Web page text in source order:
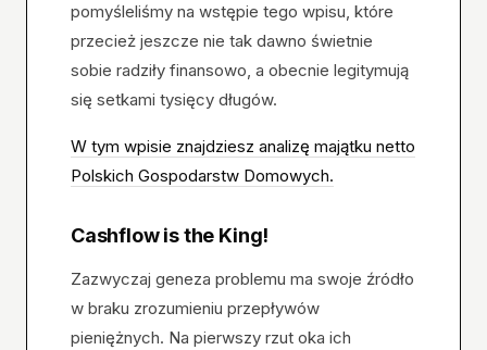
pomyśleliśmy na wstępie tego wpisu, które
przecież jeszcze nie tak dawno świetnie
sobie radziły finansowo, a obecnie legitymują
się setkami tysięcy długów.
W tym wpisie znajdziesz analizę majątku netto
Polskich Gospodarstw Domowych.
Cashflow is the King!
Zazwyczaj geneza problemu ma swoje źródło
w braku zrozumieniu przepływów
pieniężnych. Na pierwszy rzut oka ich